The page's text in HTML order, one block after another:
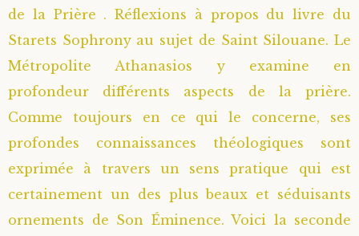
de la Prière . Réflexions à propos du livre du
Starets Sophrony au sujet de Saint Silouane. Le
Métropolite Athanasios y examine en
profondeur différents aspects de la prière.
Comme toujours en ce qui le concerne, ses
profondes connaissances théologiques sont
exprimée à travers un sens pratique qui est
certainement un des plus beaux et séduisants
ornements de Son Éminence. Voici la seconde